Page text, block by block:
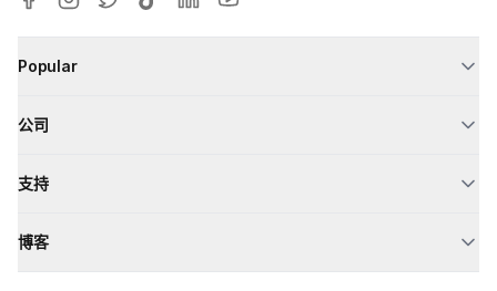
Popular
公司
支持
博客